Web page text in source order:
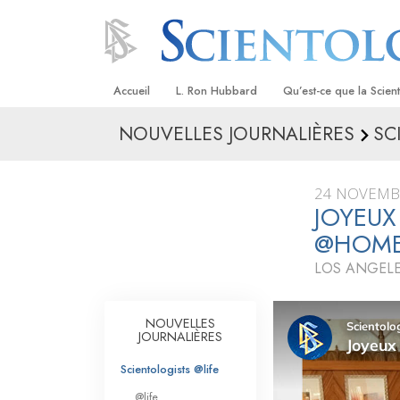
Accueil L. Ron Hubbard Qu’est-ce que la
Croyances et pratiques
Les scientologues et
Rencontrez un
À l’intérieur d’une
Les principes de base
Scientologie
La Dianétique : Une
NOUVELLES JOURNALIÈRES
24
LOS
NOUVELLES
JOURNALIÈRES
Scientologists @life